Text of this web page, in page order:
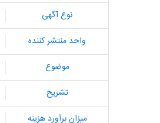
نوع آگهی
واحد منتشر کننده
موضوع
تشریح
میزان برآورد هزینه